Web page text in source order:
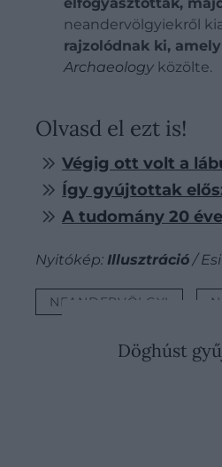
neandervölgyiekről
rajzolódnak ki,
Archaeology közölte.
Olvasd el ezt is!
Végig ott volt a
Így gyújtottak
A tudomány 20
Nyitókép: Illusztráció /
NEANDERVÖLGYI
Döghúst